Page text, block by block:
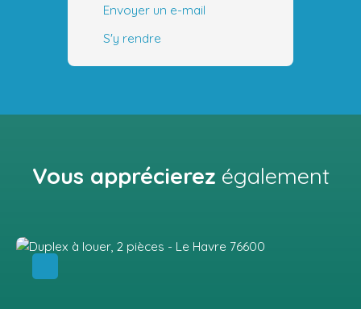
Envoyer un e-mail
S'y rendre
Vous apprécierez également